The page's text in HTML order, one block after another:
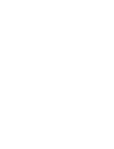
ト時代に求められ
ス視点で整理する